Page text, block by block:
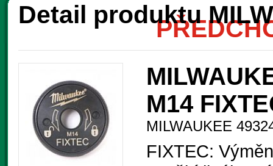
Detail produktu
M14
MILWAUKEE
FIXTEC: